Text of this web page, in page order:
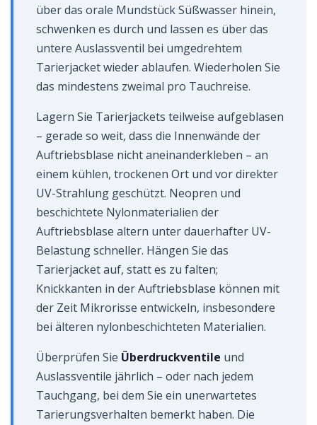
über das orale Mundstück Süßwasser hinein,
schwenken es durch und lassen es über das
untere Auslassventil bei umgedrehtem
Tarierjacket wieder ablaufen. Wiederholen Sie
das mindestens zweimal pro Tauchreise.
Lagern Sie Tarierjackets teilweise aufgeblasen
– gerade so weit, dass die Innenwände der
Auftriebsblase nicht aneinanderkleben – an
einem kühlen, trockenen Ort und vor direkter
UV-Strahlung geschützt. Neopren und
beschichtete Nylonmaterialien der
Auftriebsblase altern unter dauerhafter UV-
Belastung schneller. Hängen Sie das
Tarierjacket auf, statt es zu falten;
Knickkanten in der Auftriebsblase können mit
der Zeit Mikrorisse entwickeln, insbesondere
bei älteren nylonbeschichteten Materialien.
Überprüfen Sie Überdruckventile und
Auslassventile jährlich – oder nach jedem
Tauchgang, bei dem Sie ein unerwartetes
Tarierungsverhalten bemerkt haben. Die